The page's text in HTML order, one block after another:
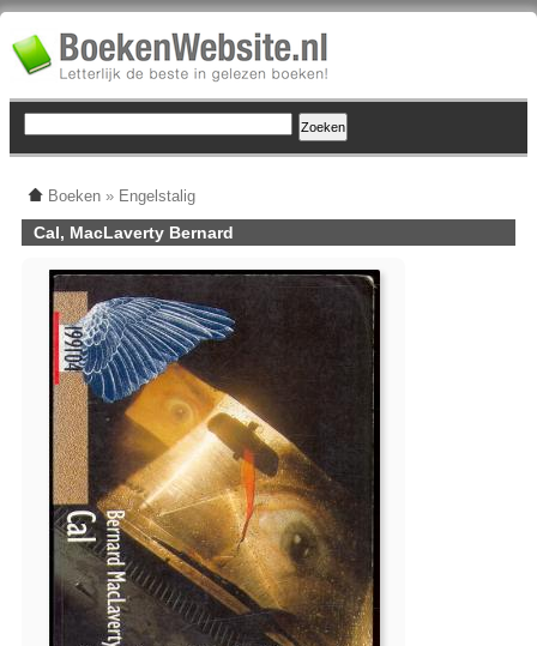
Boeken » Engelstalig
Cal, MacLaverty Bernard